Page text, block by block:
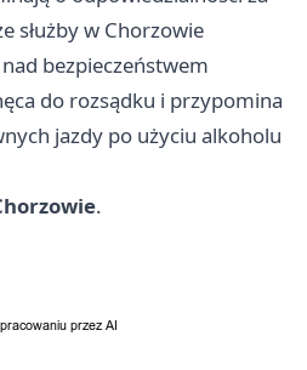
służby w Chorzowie
bezpieczeństwem
do rozsądku i przypomina
jazdy po użyciu alkoholu
.